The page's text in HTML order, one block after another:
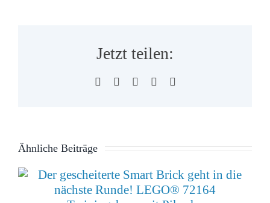
Jetzt teilen:
Facebook WhatsApp
Pinterest
Ähnliche Beiträge